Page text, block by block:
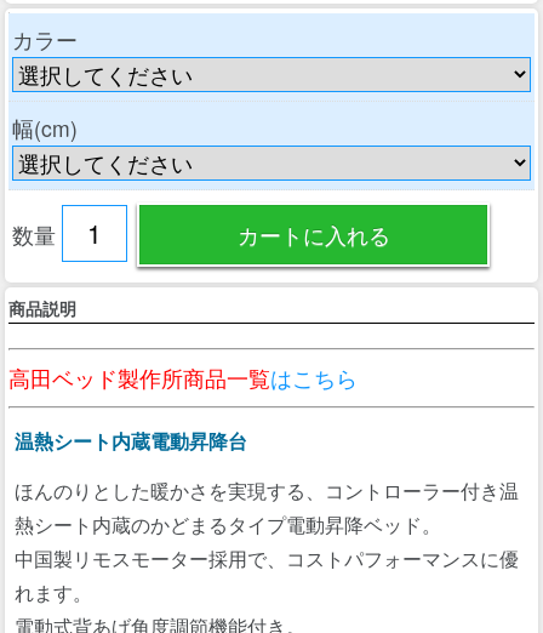
カラー
幅(cm)
数量
商品説明
高田ベッド製作所商品一覧はこちら
温熱シート内蔵電動昇降台
ほんのりとした暖かさを実現する、コントローラー付き温
熱シート内蔵のかどまるタイプ電動昇降ベッド。
中国製リモスモーター採用で、コストパフォーマンスに優
れます。
電動式背あげ角度調節機能付き。